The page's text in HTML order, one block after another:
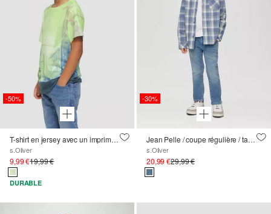
-50%
T-shirt en jersey avec un imprimé all-over
s.Oliver
9,99 €19,99 €
DURABLE
-30%
Jean Pelle / coupe régulière / taille moyenne / jambe droite / clous de couleur néon
s.Oliver
20,99 €29,99 €